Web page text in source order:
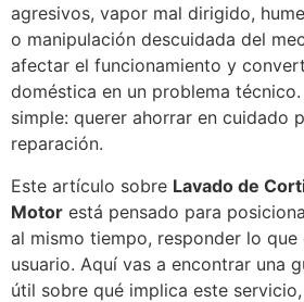
agresivos, vapor mal dirigido,
o manipulación descuidada del
afectar el funcionamiento y
doméstica en un problema
simple: querer ahorrar en cuidado
reparación.
Este artículo sobre Lavado de
Motor está pensado para
al mismo tiempo, responder lo que
usuario. Aquí vas a encontrar una
útil sobre qué implica este